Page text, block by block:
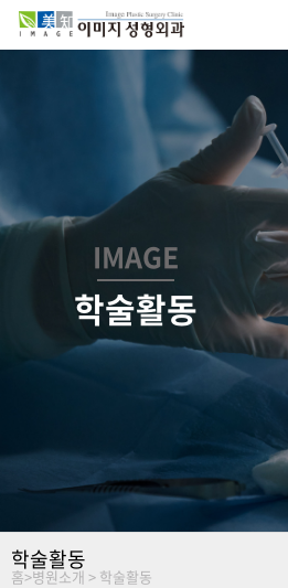
IMAGE
학술활동
학술활동
홈>병원소개 > 학술활동